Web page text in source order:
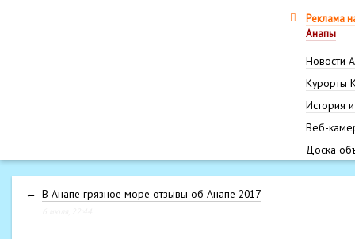
Реклама
Анапы
Новости
Курорты
История
Веб-
Доска
← В Анапе грязное море отзывы об Анапе 2017